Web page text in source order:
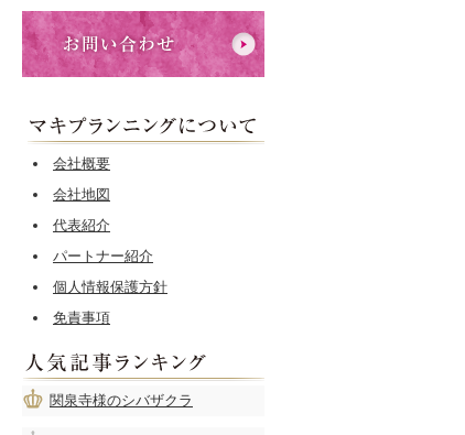
会社概要
会社地図
代表紹介
パートナー紹介
個人情報保護方針
免責事項
関泉寺様のシバザクラ